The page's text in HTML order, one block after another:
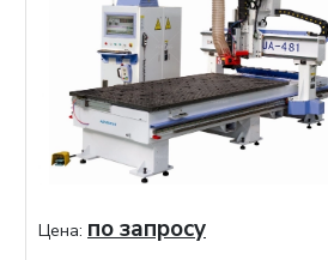
Цена: по запросу